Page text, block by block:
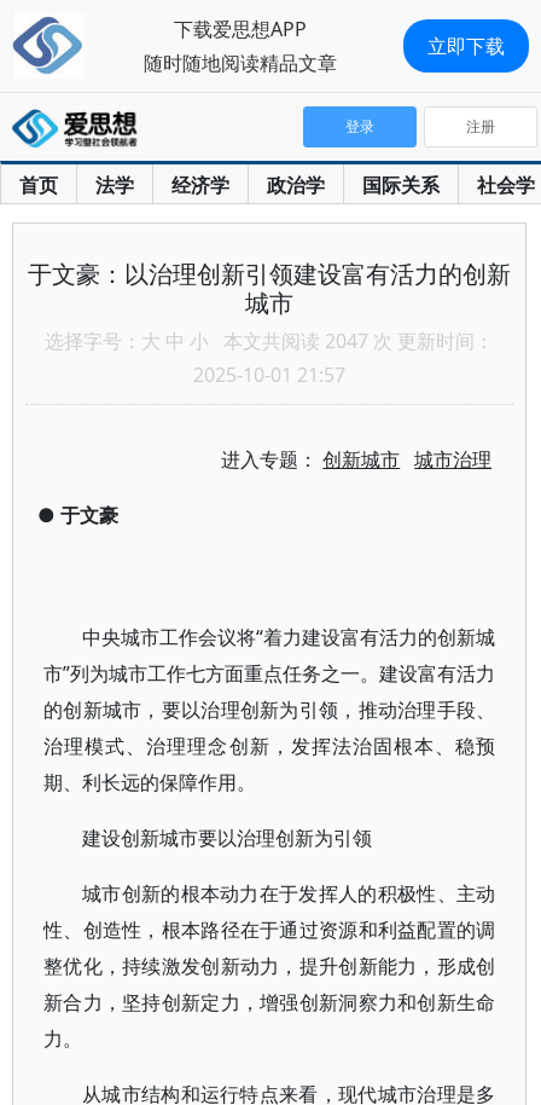
首页 法学 经济学 政治学 国际关系 社会学
登录 注册
于文豪：以治理创新引领建设富有活力的创新
城市
选择字号： 大 中 小 本文共阅读 2047 次 更新时间：
2025-10-01 21:57
进入专题：创新城市 城市治理
● 于文豪
中央城市工作会议将“着力建设富有活力的创新城
市”列为城市工作七方面重点任务之一。建设富有活力
的创新城市，要以治理创新为引领，推动治理手段、
治理模式、治理理念创新，发挥法治固根本、稳预
期、利长远的保障作用。
建设创新城市要以治理创新为引领
城市创新的根本动力在于发挥人的积极性、主动
性、创造性，根本路径在于通过资源和利益配置的调
整优化，持续激发创新动力，提升创新能力，形成创
新合力，坚持创新定力，增强创新洞察力和创新生命
力。
从城市结构和运行特点来看，现代城市治理是多
下载爱思想APP
随时随地阅读精品文章
立即下载